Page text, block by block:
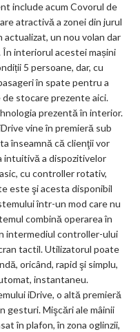
include acum Covorul de
atractivă a zonei din jurul
un nou volan dar
interiorul acestei mașini
5 persoane, dar, cu
în spate pentru a
stocare prezente aici.
prezentă în interior.
vine în premieră sub
înseamnă că clienţii vor
intuitivă a dispozitivelor
cu controller rotativ,
este şi acesta disponibil
într-un mod care nu
combină operarea în
intermediul controller-ului
tactil. Utilizatorul poate
oricând, rapid şi simplu,
instantaneu.
iDrive, o altă premieră
gesturi. Mişcări ale mâinii
în plafon, în zona oglinzii,